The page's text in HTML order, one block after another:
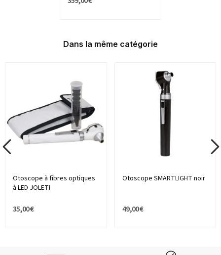
Dans la même catégorie
Otoscope à fibres optiques
à LED JOLETI
35,00 €
Otoscope SMARTLIGHT noir
49,00 €